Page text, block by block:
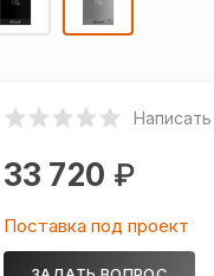
33 720 ₽
Поставка под проект